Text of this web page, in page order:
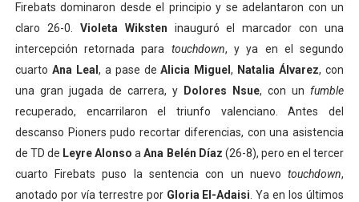
Firebats dominaron desde el principio y se adelantaron con un
claro 26-0. Violeta Wiksten inauguró el marcador con una
intercepción retornada para touchdown, y ya en el segundo
cuarto Ana Leal , a pase deAlicia Miguel, Natalia Álvarez, con
una gran jugada de carrera, y Dolores Nsue, con un fumble
recuperado, encarrilaron el triunfo valenciano. Antes del
descanso Pioners pudo recortar diferencias, con una asistencia
de TD de Leyre Alonso aAna Belén Díaz (26-8), pero en el tercer
cuarto Firebats puso la sentencia con un nuevotouchdown,
anotado por vía terrestre por Gloria El-Adaisi . Ya en los últimos